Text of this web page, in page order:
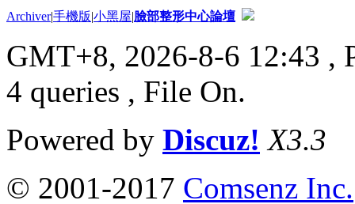
Archiver|手機版|小黑屋|臉部整形中心論壇
GMT+8, 2026-8-6 12:43 ,
4 queries , File On.
Powered by Discuz! X3.3
© 2001-2017 Comsenz Inc.